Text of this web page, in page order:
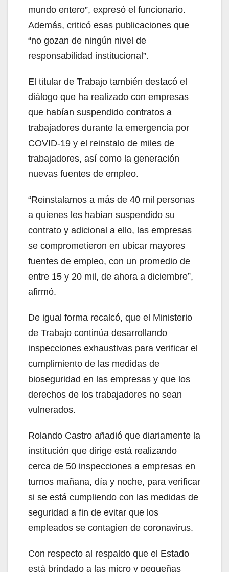
mundo entero”, expresó el funcionario.
Además, criticó esas publicaciones que
“no gozan de ningún nivel de
responsabilidad institucional”.
El titular de Trabajo también destacó el
diálogo que ha realizado con empresas
que habían suspendido contratos a
trabajadores durante la emergencia por
COVID-19 y el reinstalo de miles de
trabajadores, así como la generación
nuevas fuentes de empleo.
“Reinstalamos a más de 40 mil personas
a quienes les habían suspendido su
contrato y adicional a ello, las empresas
se comprometieron en ubicar mayores
fuentes de empleo, con un promedio de
entre 15 y 20 mil, de ahora a diciembre”,
afirmó.
De igual forma recalcó, que el Ministerio
de Trabajo continúa desarrollando
inspecciones exhaustivas para verificar el
cumplimiento de las medidas de
bioseguridad en las empresas y que los
derechos de los trabajadores no sean
vulnerados.
Rolando Castro añadió que diariamente la
institución que dirige está realizando
cerca de 50 inspecciones a empresas en
turnos mañana, día y noche, para verificar
si se está cumpliendo con las medidas de
seguridad a fin de evitar que los
empleados se contagien de coronavirus.
Con respecto al respaldo que el Estado
está brindado a las micro y pequeñas